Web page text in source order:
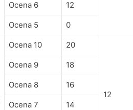
Ocena 6 12
Ocena 5 0
Ocena 10 20
12
Ocena 9 18
Ocena 8 16
Ocena 7 14